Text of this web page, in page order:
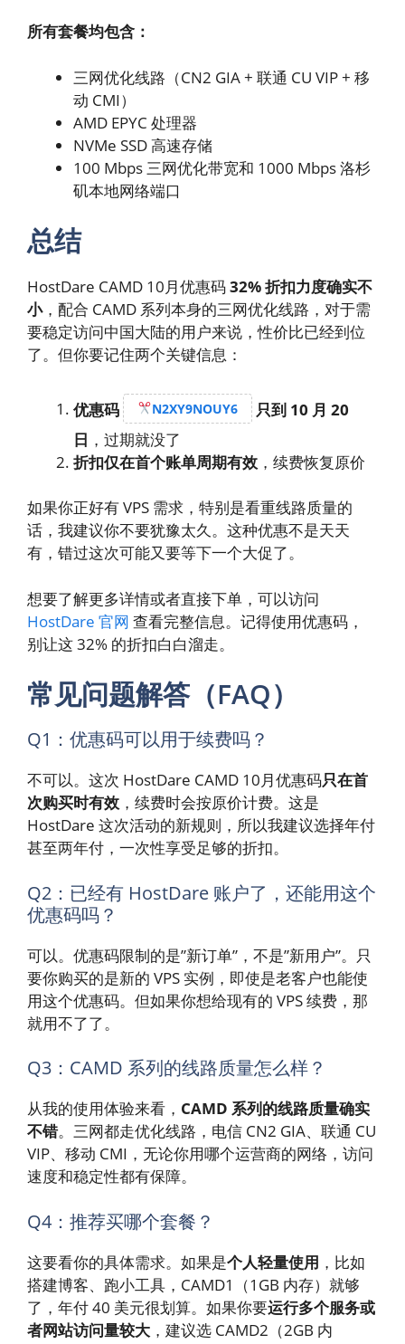
所有套餐均包含：
三网优化线路（CN2 GIA + 联通 CU VIP + 移
动 CMI）
AMD EPYC 处理器
NVMe SSD 高速存储
100 Mbps 三网优化带宽和 1000 Mbps 洛杉
矶本地网络端口
总结
HostDare CAMD 10月优惠码32% 折扣力度确实不
小，配合 CAMD 系列本身的三网优化线路，对于需
要稳定访问中国大陆的用户来说，性价比已经到位
了。但你要记住两个关键信息：
优惠码 N2XY9NOUY6
只到 10 月 20
日 ，过期就没了
折扣仅在首个账单周期有效 ，续费恢复原价
如果你正好有 VPS 需求，特别是看重线路质量的
话，我建议你不要犹豫太久。这种优惠不是天天
有，错过这次可能又要等下一个大促了。
想要了解更多详情或者直接下单，可以访问
HostDare 官网 查看完整信息。记得使用优惠码，
别让这 32% 的折扣白白溜走。
常见问题解答（FAQ）
Q1：优惠码可以用于续费吗？
不可以。这次 HostDare CAMD 10月优惠码只在首
次购买时有效 ，续费时会按原价计费。这是
HostDare 这次活动的新规则，所以我建议选择年付
甚至两年付，一次性享受足够的折扣。
Q2：已经有 HostDare 账户了，还能用这个
优惠码吗？
可以。优惠码限制的是”新订单”，不是”新用户”。只
要你购买的是新的 VPS 实例，即使是老客户也能使
用这个优惠码。但如果你想给现有的 VPS 续费，那
就用不了了。
Q3：CAMD 系列的线路质量怎么样？
从我的使用体验来看， CAMD 系列的线路质量确实
不错。三网都走优化线路，电信 CN2 GIA、联通 CU
VIP、移动 CMI，无论你用哪个运营商的网络，访问
速度和稳定性都有保障。
Q4：推荐买哪个套餐？
这要看你的具体需求。如果是个人轻量使用 ，比如
搭建博客、跑小工具，CAMD1（1GB 内存）就够
了，年付 40 美元很划算。如果你要运行多个服务或
者网站访问量较大 ，建议选 CAMD2（2GB 内